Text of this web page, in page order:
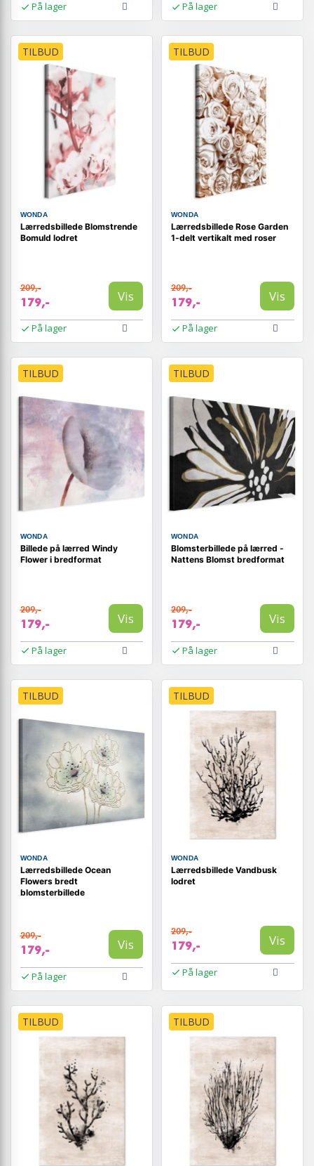
På lager På lager
TILBUD
WONDA
Lærredsbillede Blomstrende
Bomuld lodret
209,-
179,- Vis
På lager
TILBUD
WONDA
Lærredsbillede Rose Garden
1-delt vertikalt med roser
209,-
179,- Vis
På lager
TILBUD
WONDA
Billede på lærred Windy
Flower i bredformat
209,-
179,- Vis
På lager
TILBUD
WONDA
Blomsterbillede på lærred -
Nattens Blomst bredformat
209,-
179,- Vis
På lager
TILBUD
WONDA
Lærredsbillede Ocean
Flowers bredt
blomsterbillede
209,-
179,- Vis
På lager
TILBUD
WONDA
Lærredsbillede Vandbusk
lodret
209,-
179,- Vis
På lager
TILBUD TILBUD